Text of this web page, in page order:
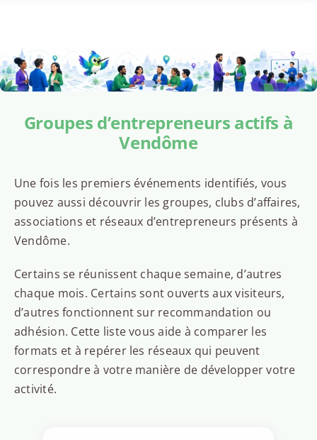
Groupes d’entrepreneurs actifs à
Vendôme
Une fois les premiers événements identifiés, vous
pouvez aussi découvrir les groupes, clubs d’affaires,
associations et réseaux d’entrepreneurs présents à
Vendôme.
Certains se réunissent chaque semaine, d’autres
chaque mois. Certains sont ouverts aux visiteurs,
d’autres fonctionnent sur recommandation ou
adhésion. Cette liste vous aide à comparer les
formats et à repérer les réseaux qui peuvent
correspondre à votre manière de développer votre
activité.